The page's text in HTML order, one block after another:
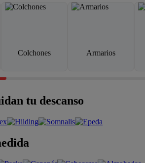
Colchones Armarios
tu descanso